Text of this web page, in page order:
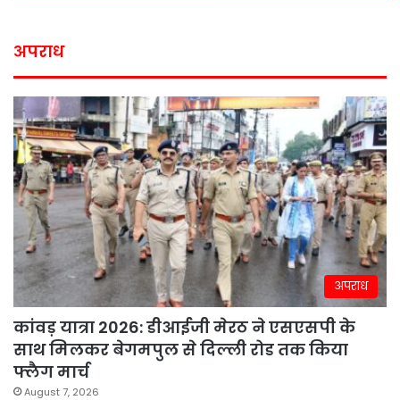
अपराध
अपराध
कांवड़ यात्रा 2026: डीआईजी मेरठ ने एसएसपी के
साथ मिलकर बेगमपुल से दिल्ली रोड तक किया
फ्लैग मार्च
August 7, 2026